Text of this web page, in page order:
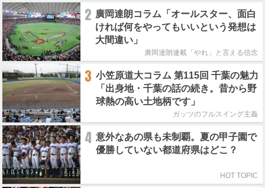
2 廣岡達朗コラム「オールスター、面白
ければ何をやってもいいという発想は
大間違い」
廣岡達朗連載「やれ」と言える信念
3 小笠原道大コラム 第115回 千葉の魅力
「出身地・千葉の話の続き。昔から野
球熱の高い土地柄です」
ガッツのフルスイング主義
4 意外なあの県も未制覇。夏の甲子園で
優勝していない都道府県はどこ？
HOT TOPIC